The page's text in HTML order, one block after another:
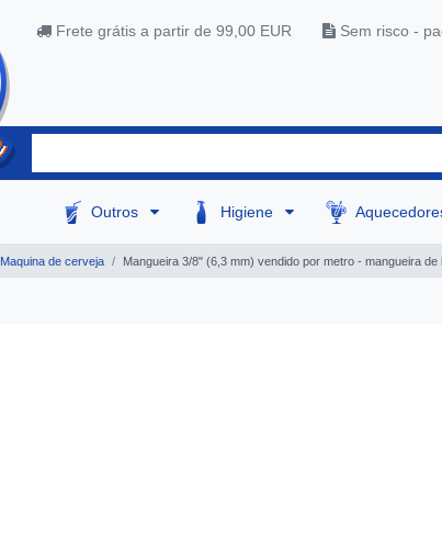
Frete grátis a partir de 99,00 EUR Sem risco -
Outros Higiene
Maquina de cerveja Mangueira 3/8" (6,3 mm) vendido por metro - mangueira